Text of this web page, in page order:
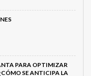
PARA OPTIMIZAR
SE ANTICIPA LA